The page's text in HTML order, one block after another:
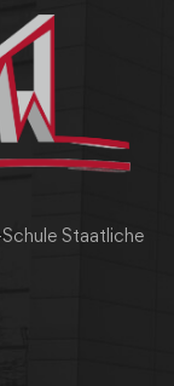
Staatliche